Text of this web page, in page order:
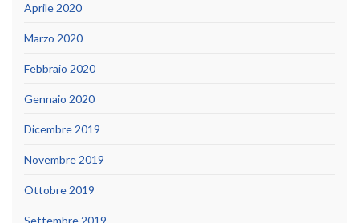
Aprile 2020
Marzo 2020
Febbraio 2020
Gennaio 2020
Dicembre 2019
Novembre 2019
Ottobre 2019